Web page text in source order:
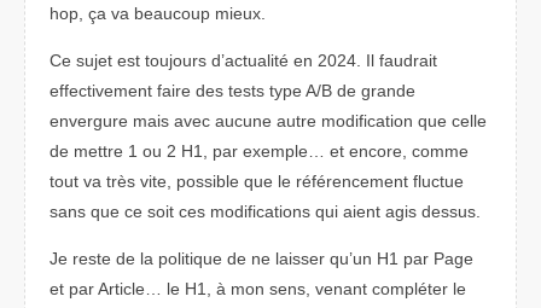
hop, ça va beaucoup mieux.
Ce sujet est toujours d’actualité en 2024. Il faudrait
effectivement faire des tests type A/B de grande
envergure mais avec aucune autre modification que celle
de mettre 1 ou 2 H1, par exemple… et encore, comme
tout va très vite, possible que le référencement fluctue
sans que ce soit ces modifications qui aient agis dessus.
Je reste de la politique de ne laisser qu’un H1 par Page
et par Article… le H1, à mon sens, venant compléter le